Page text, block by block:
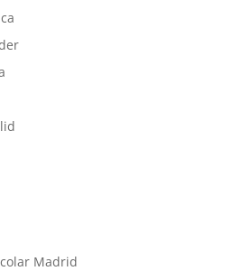
Madrid